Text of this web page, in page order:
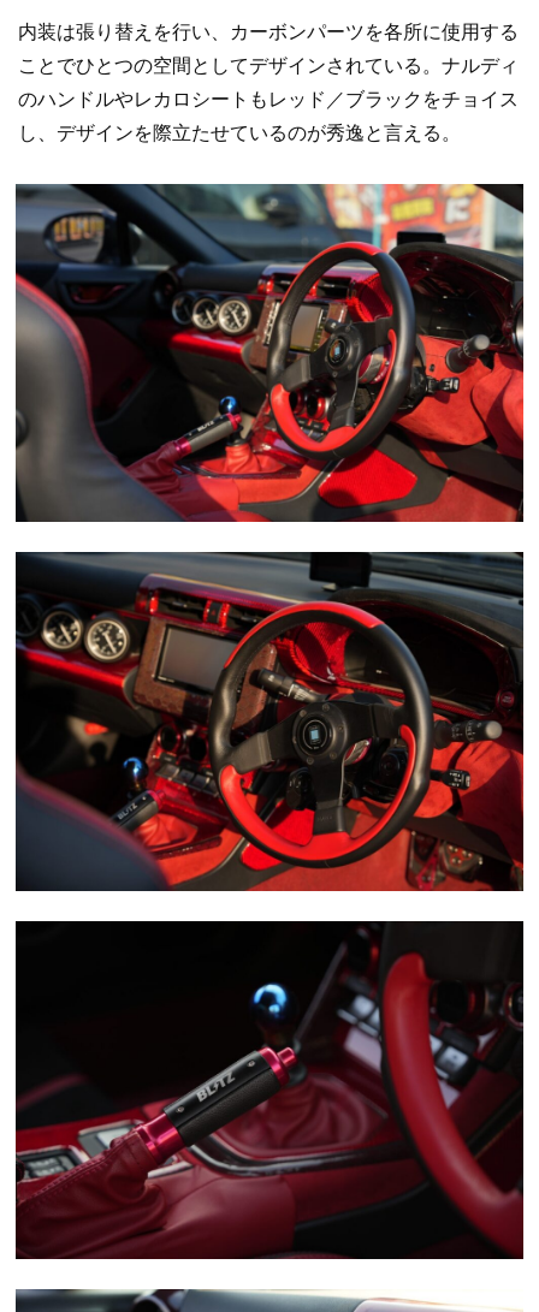
内装は張り替えを行い、カーボンパーツを各所に使用する
ことでひとつの空間としてデザインされている。ナルディ
のハンドルやレカロシートもレッド／ブラックをチョイス
し、デザインを際立たせているのが秀逸と言える。